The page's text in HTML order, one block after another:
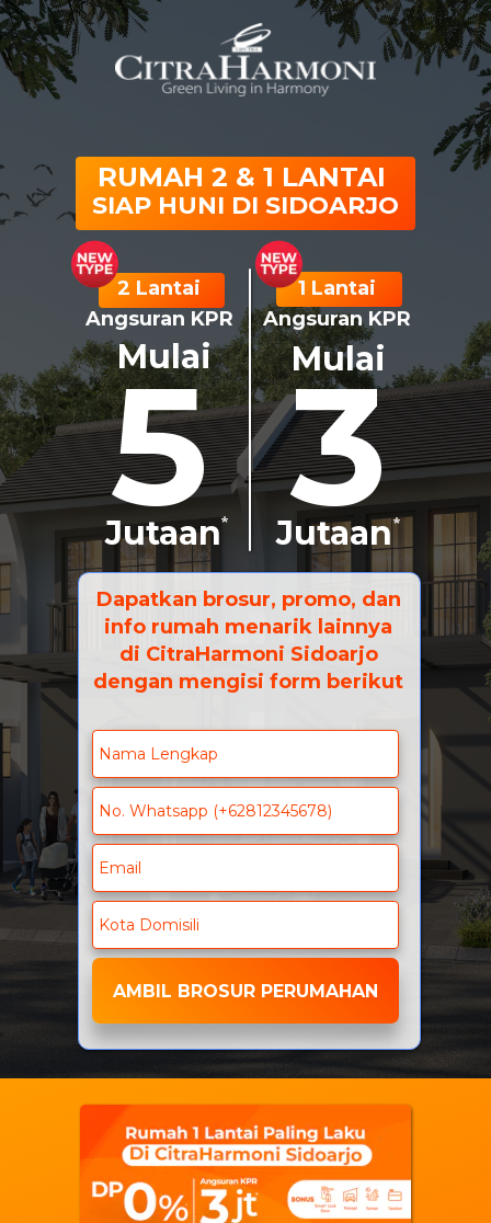
Dapatkan brosur, promo, dan
info rumah menarik lainnya
di CitraHarmoni Sidoarjo
dengan mengisi form berikut
2 Lantai
Angsuran KPR
5
Mulai
*
Jutaan
RUMAH 2 & 1 LANTAI
SIAP HUNI DI SIDOARJO
1 Lantai
Angsuran KPR
Mulai
3
Jutaan*
AMBIL BROSUR PERUMAHAN